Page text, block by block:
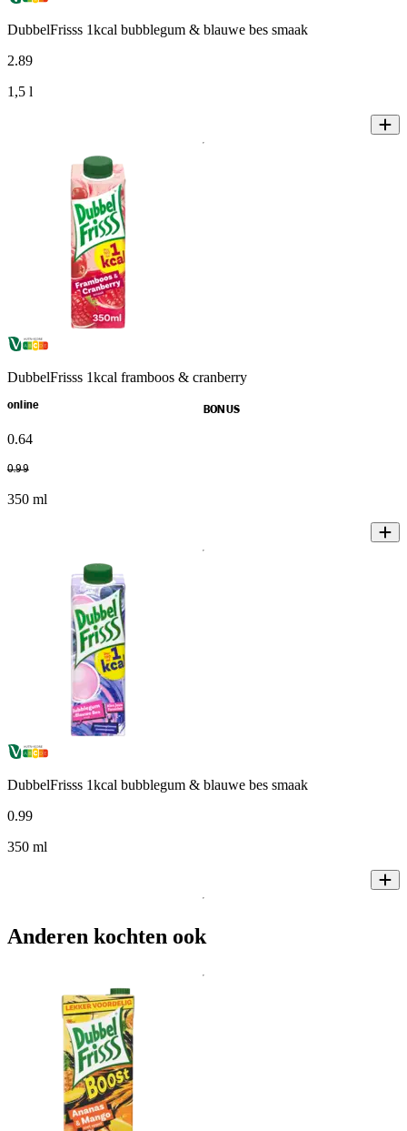
DubbelFrisss 1kcal bubblegum & blauwe bes smaak
2.89
1,5 l
DubbelFrisss 1kcal framboos & cranberry
online BONUS
0.64
0.99
350 ml
DubbelFrisss 1kcal bubblegum & blauwe bes smaak
0.99
350 ml
Anderen kochten ook